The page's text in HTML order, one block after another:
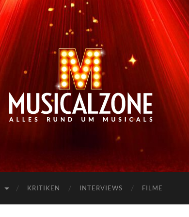
KRITIKEN INTERVIEWS FILME